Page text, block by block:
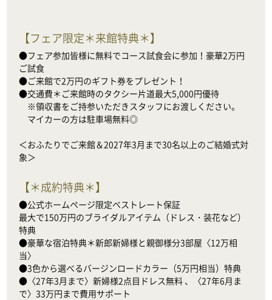
【フェア限定＊来館特典＊】
●フェア参加皆様に無料でコース試食会に参加！豪華2万円
ご試食
●ご来館で2万円のギフト券をプレゼント！
●交通費＊ご来館時のタクシー片道最大5,000円優待
※領収書をご持参いただきスタッフにお渡しください。
マイカーの方は駐車場無料◎
＜おふたりでご来館＆2027年3月まで30名以上のご結婚式対
象＞
【＊成約特典＊】
●公式ホームページ限定ベストレート保証
最大で150万円のブライダルアイテム（ドレス・装花など）
特典
●豪華な宿泊特典＊新郎新婦様と親御様分3部屋〈12万相
当〉
●3色から選べるバージンロードカラー（5万円相当）特典
●〈27年3月まで〉新婦様2点目ドレス無料 、〈27年6月ま
で〉33万円まで費用サポート